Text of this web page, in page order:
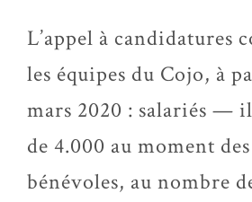
L’appel à candidatures
les équipes du Cojo, à
mars 2020 : salariés —
de 4.000 au moment
bénévoles, au nombre